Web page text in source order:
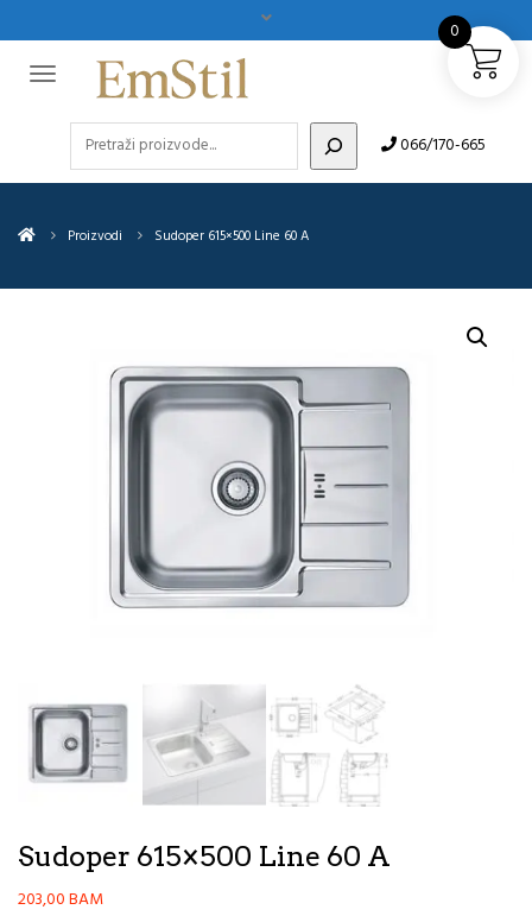
066/170-665
Proizvodi Sudoper 615×500 Line 60 A
Sudoper 615×500 Line 60 A
203,00BAM
0